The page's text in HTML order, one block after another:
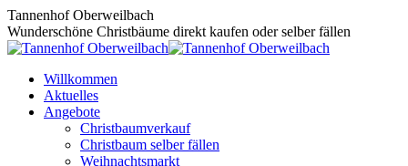
Zum
Inhalt
springen
Tannenhof Oberweilbach
Wunderschöne Christbäume direkt kaufen oder selber fällen
Willkommen
Aktuelles
Angebote
Christbaumverkauf
Christbaum selber fällen
Weihnachtsmarkt